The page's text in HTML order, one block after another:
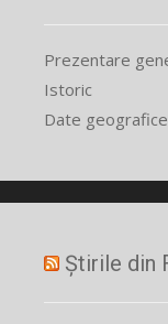
Prezentare
Istoric
Date geografice
Știrile din